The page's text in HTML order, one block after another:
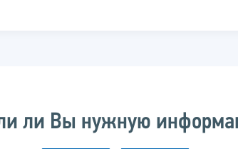
ли Вы нужную